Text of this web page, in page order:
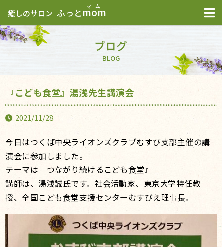
癒しのサロン ふっとmom
ブログ
BLOG
『こども食堂』湯浅先生講演会
2021/11/28
今日はつくば中央ライオンズクラブむすび支部主催の講
演会に参加しました。
テーマは『つながり続けるこども食堂』
講師は、湯浅誠氏です。社会活動家、東京大学特任教
授、全国こども食堂支援センターむすびえ理事長。